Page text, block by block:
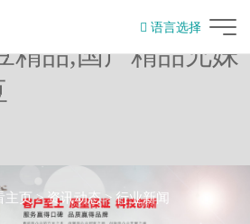
免费观看,麻豆中文
精品,国产精品兄妹
语言选择
English
主页>资讯动态> 行业新闻